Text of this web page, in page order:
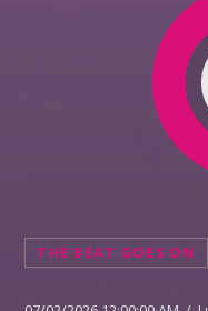
THE BEAT GOES ON